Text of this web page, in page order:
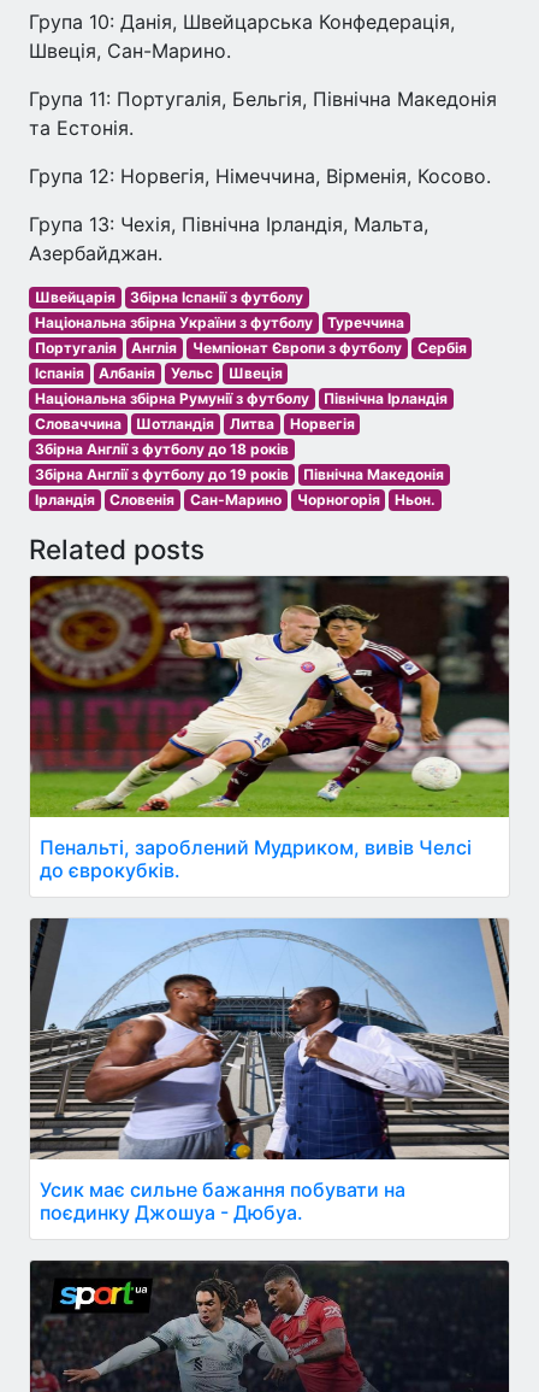
Група 10: Данія, Швейцарська Конфедерація,
Швеція, Сан-Марино.
Група 11: Португалія, Бельгія, Північна Македонія
та Естонія.
Група 12: Норвегія, Німеччина, Вірменія, Косово.
Група 13: Чехія, Північна Ірландія, Мальта,
Азербайджан.
Швейцарія
Збірна Іспанії з футболу
Національна збірна України з футболу
Туреччина
Португалія
Англія Чемпіонат Європи з футболу
Сербія
Іспанія
Албанія Уельс
Швеція
Національна збірна Румунії з футболу
Північна Ірландія
Словаччина
Шотландія Литва
Норвегія
Збірна Англії з футболу до 18 років
Збірна Англії з футболу до 19 років
Північна Македонія
Ірландія
Словенія Сан-Марино Чорногорія Ньон.
Related posts
Пенальті, зароблений Мудриком, вивів Челсі
до єврокубків.
Усик має сильне бажання побувати на
поєдинку Джошуа - Дюбуа.